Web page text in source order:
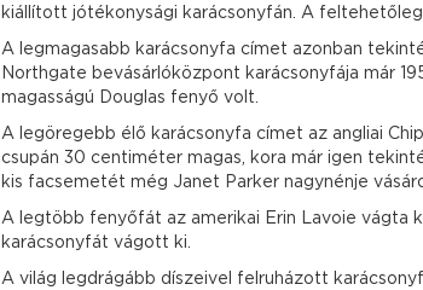
kiállított jótékonysági karácsonyfán. A
A legmagasabb karácsonyfa címet azonban
Northgate bevásárlóközpont karácsonyfája már
magasságú Douglas fenyő volt.
A legöregebb élő karácsonyfa címet az angliai
csupán 30 centiméter magas, kora már igen
kis facsemetét még Janet Parker nagynénje
A legtöbb fenyőfát az amerikai Erin Lavoie vágta
karácsonyfát vágott ki.
A világ legdrágább díszeivel felruházott